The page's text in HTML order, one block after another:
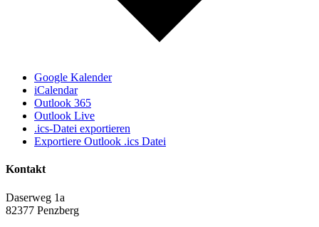
Google Kalender
iCalendar
Outlook 365
Outlook Live
.ics-Datei exportieren
Exportiere Outlook .ics Datei
Kontakt
Daserweg 1a
82377 Penzberg